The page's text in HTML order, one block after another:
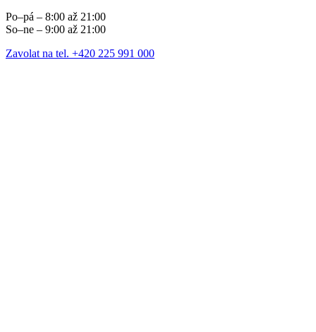
Po–pá – 8:00 až 21:00
So–ne – 9:00 až 21:00
Zavolat na tel. +420 225 991 000